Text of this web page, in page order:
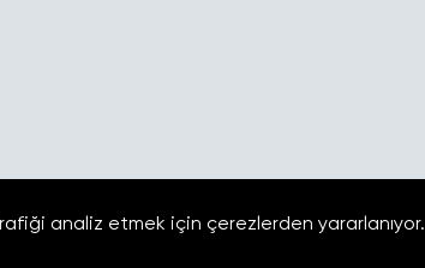
analiz etmek için çerezlerden yararlanıyor.